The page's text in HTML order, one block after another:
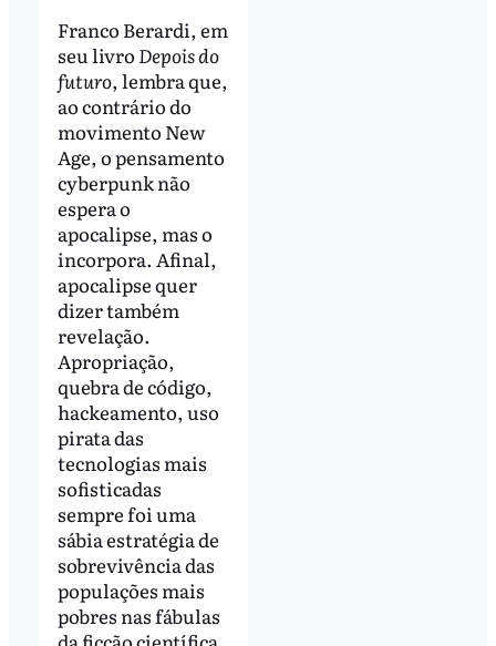
Franco Berardi, em
seu livro Depois do
futuro, lembra que,
ao contrário do
movimento New
Age, o pensamento
cyberpunk não
espera o
apocalipse, mas o
incorpora. Afinal,
apocalipse quer
dizer também
revelação.
Apropriação,
quebra de código,
hackeamento, uso
pirata das
tecnologias mais
sofisticadas
sempre foi uma
sábia estratégia de
sobrevivência das
populações mais
pobres nas fábulas